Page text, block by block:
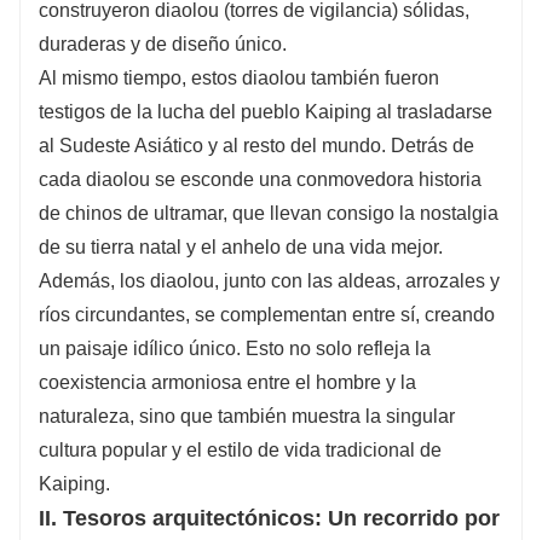
construyeron diaolou (torres de vigilancia) sólidas,
duraderas y de diseño único.
Al mismo tiempo, estos diaolou también fueron
testigos de la lucha del pueblo Kaiping al trasladarse
al Sudeste Asiático y al resto del mundo. Detrás de
cada diaolou se esconde una conmovedora historia
de chinos de ultramar, que llevan consigo la nostalgia
de su tierra natal y el anhelo de una vida mejor.
Además, los diaolou, junto con las aldeas, arrozales y
ríos circundantes, se complementan entre sí, creando
un paisaje idílico único. Esto no solo refleja la
coexistencia armoniosa entre el hombre y la
naturaleza, sino que también muestra la singular
cultura popular y el estilo de vida tradicional de
Kaiping.
II. Tesoros arquitectónicos: Un recorrido por